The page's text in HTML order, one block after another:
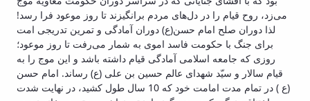
می‌زد، روح قیام را در دل‌های مردم برانگیزند تا روز موعود فرا رسد!
لذا دوران صلح امام حسن(ع) دوران آمادگی و تمرین تدریجی امت
برای جنگ با حکومت فاسد اموی به شمار می‌رفت تا روز موعود؛
روزی که جامعه اسلامی آمادگی قیام داشته باشد و این موج را به
قیام سالار و سیّد شهدای عالم حسین بن علی (ع) رساند. امام حسن
(ع ) در تمام مدت امامت خود که 10 سال طول کشید، در نهایت شدت